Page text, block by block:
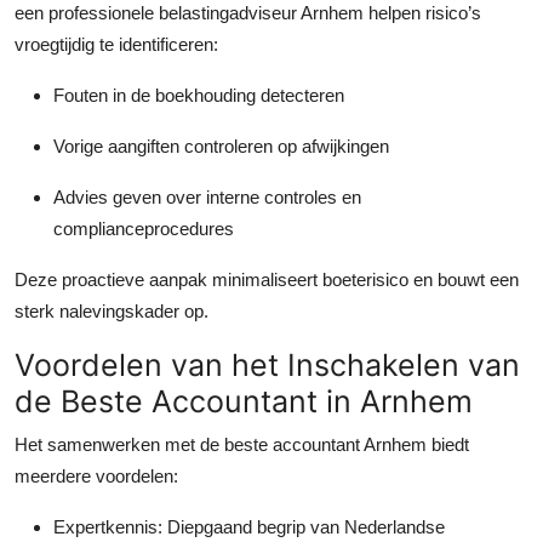
een professionele belastingadviseur Arnhem helpen risico’s
vroegtijdig te identificeren:
Fouten in de boekhouding detecteren
Vorige aangiften controleren op afwijkingen
Advies geven over interne controles en
complianceprocedures
Deze proactieve aanpak minimaliseert boeterisico en bouwt een
sterk nalevingskader op.
Voordelen van het Inschakelen van
de Beste Accountant in Arnhem
Het samenwerken met de beste accountant Arnhem biedt
meerdere voordelen:
Expertkennis: Diepgaand begrip van Nederlandse